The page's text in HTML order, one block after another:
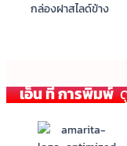
กล่องฝาสไลด์ข้าง
เอ็น ที การพิมพ์ดู